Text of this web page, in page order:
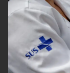
Brasil Mineral
Ciência &
Tecnologia